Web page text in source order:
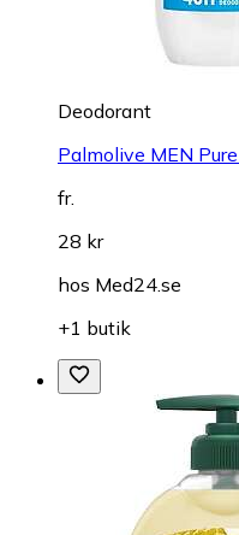
Deodorant
Palmolive MEN
fr.
28 kr
hos Med24.se
+1 butik